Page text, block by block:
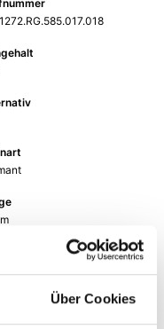
Über Cookies